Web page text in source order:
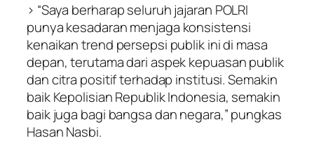
> “Saya berharap seluruh jajaran POLRI
punya kesadaran menjaga konsistensi
kenaikan trend persepsi publik ini di masa
depan, terutama dari aspek kepuasan publik
dan citra positif terhadap institusi. Semakin
baik Kepolisian Republik Indonesia, semakin
baik juga bagi bangsa dan negara,” pungkas
Hasan Nasbi.